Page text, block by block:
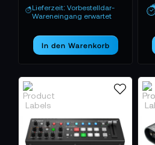
transportieren. Jeder
Detail folgt einer Philosophie:
dominieren, sie muss dienen –
dem Musiker.
ROLAND BEI TONEART –
GESCHICHTEN ERZÄHLT
ImTONEART-Shop
findest du
Klangwelt vonRoland– von
Synthesizern und Drum-
Lieferzeit: Vorbestelldar-
Wareneingang erwartet
In den Warenkorb